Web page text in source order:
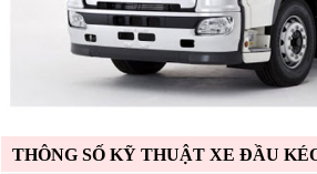
THÔNG SỐ KỸ THUẬT XE ĐẦU